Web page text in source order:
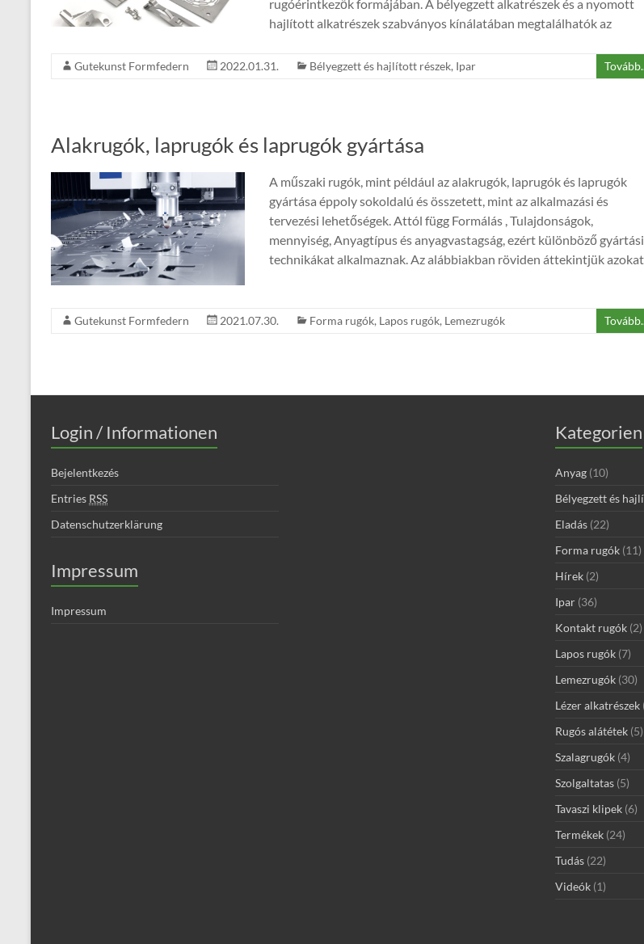
rugóérintkezők formájában. A bélyegzett alkatrészek és a nyomott
hajlított alkatrészek szabványos kínálatában megtalálhatók az
Gutekunst Formfedern 2022.01.31. Bélyegzett és hajlított részek, Ipar
Alakrugók, laprugók és laprugók gyártása
A műszaki rugók, mint például az alakrugók, laprugók és laprugók
gyártása éppoly sokoldalú és összetett, mint az alkalmazási és
tervezési lehetőségek. Attól függ Formálás , Tulajdonságok,
mennyiség, Anyagtípus és anyagvastagság, ezért különböző gyártási
technikákat alkalmaznak. Az alábbiakban röviden áttekintjük azokat
Gutekunst Formfedern 2021.07.30. Forma rugók, Lapos rugók, Lemezrugók
Login / Informationen
Bejelentkezés
Entries RSS
Datenschutzerklärung
Impressum
Impressum
Kategorien
Anyag (10)
Bélyegzett és
Eladás (22)
Forma rugók (11)
Hírek (2)
Ipar (36)
Kontakt rugók (2)
Lapos rugók (7)
Lemezrugók (30)
Lézer alkatrészek
Rugós alátétek (5)
Szalagrugók (4)
Szolgaltatas (5)
Tavaszi klipek (6)
Termékek (24)
Tudás (22)
Videók (1)